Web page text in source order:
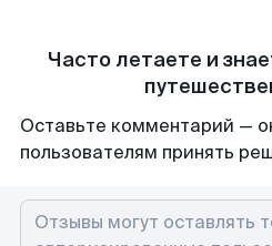
Часто летаете и
Оставьте комментарий —
пользователям принять